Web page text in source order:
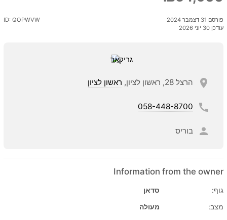
פורסם 31 דצמבר 2024
עודכן 30 יוני 2026
ID: QOPWVW
הרצל 28, ראשון לציון, ראשון לציון
058-448-8700
בוריס
Information from the owner
גוף:
סדאן
מצב:
מעולה